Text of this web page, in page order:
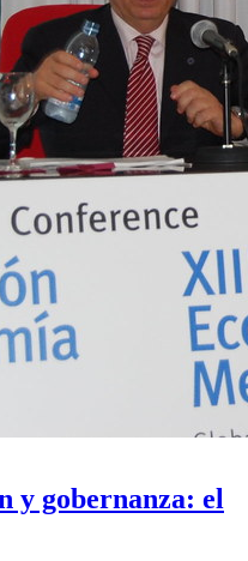
y gobernanza: el